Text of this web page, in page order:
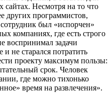
сайтах. Несмотря на то что
других программистов,
был «испорчен»
компаниях, где есть строго
воспринимал задачи
не старался потратить
проекту максимум пользы:
срок. Человек
где можно тихонько
время на развлечения».